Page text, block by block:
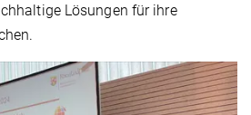
Lösungen für ihre